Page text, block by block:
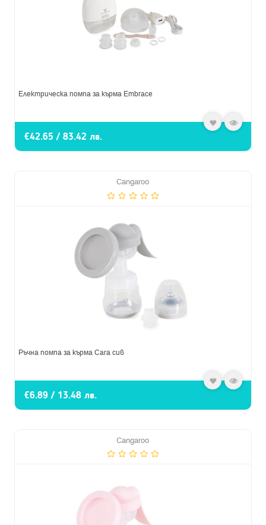
Електрическа помпа за кърма Embrace
€42.65 / 83.42 лв.
Cangaroo
Ръчна помпа за кърма Cara сив
€6.89 / 13.48 лв.
Cangaroo